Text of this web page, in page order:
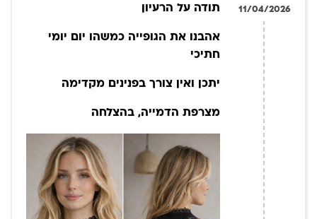
11/04/2026 תודה על הרעיון
אהבנו את הגופייה כמשהו יום יומי
חתיכי
יתכן ואין צורך בפנינים מקדימה
מצרפת הדמייה, בהצלחה